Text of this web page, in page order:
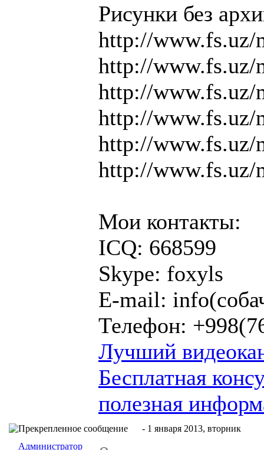
Рисунки без
http://www.fs.uz/
http://www.fs.uz/
http://www.fs.uz/
http://www.fs.uz/
http://
http://www.fs.uz/
Мои контакты:
ICQ: 668599
Skype: foxyls
E-mail:
Телефон:
Лучший
Бесплатная
полезная
- 1 января 2013, вторник
Администратор